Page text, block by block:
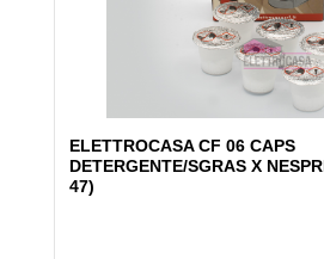
ELETTROCASA CF 06 CAPS
DETERGENTE/SGRAS X
47)